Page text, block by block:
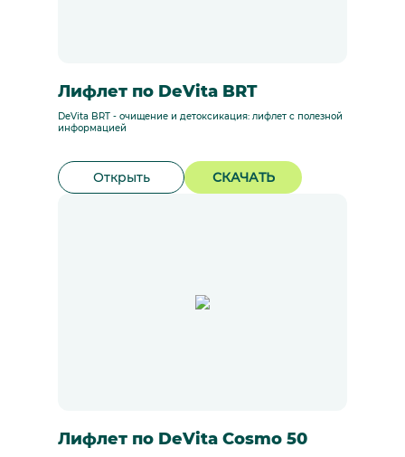
Лифлет по DeVita BRT
DeVita BRT - очищение и детоксикация: лифлет с полезной
информацией
Открыть СКАЧАТЬ
Лифлет по DeVita Cosmo 50